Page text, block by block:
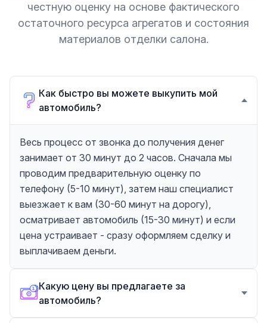
честную оценку на основе фактического
остаточного ресурса агрегатов и состояния
материалов отделки салона.
Как быстро вы можете выкупить мой
автомобиль?
Весь процесс от звонка до получения денег
занимает от 30 минут до 2 часов. Сначала мы
проводим предварительную оценку по
телефону (5-10 минут), затем наш специалист
выезжает к вам (30-60 минут на дорогу),
осматривает автомобиль (15-30 минут) и если
цена устраивает - сразу оформляем сделку и
выплачиваем деньги.
Какую цену вы предлагаете за
автомобиль?